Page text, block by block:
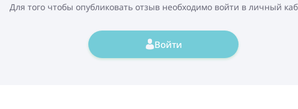
Для того чтобы опубликовать отзыв необходимо войти в личный
Войти